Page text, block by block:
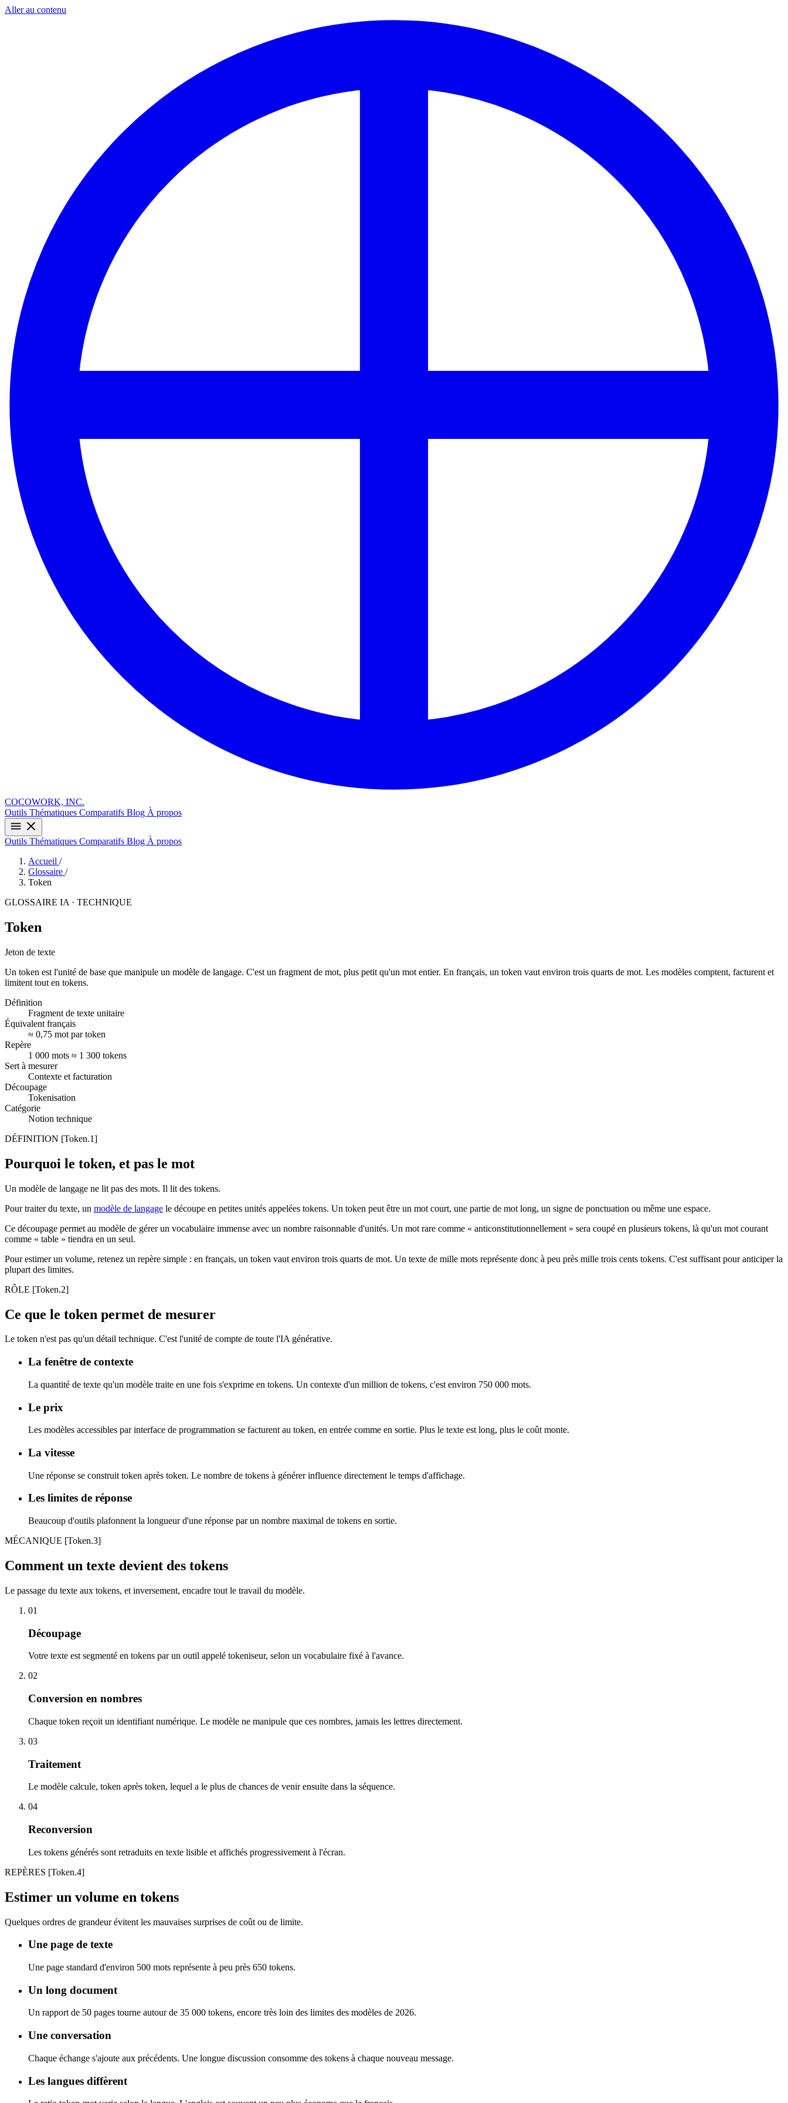
Aller au contenu
COCOWORK, INC.
Outils Thématiques Comparatifs Blog À propos
Outils Thématiques Comparatifs Blog À propos
Accueil /
Glossaire /
Token
GLOSSAIRE IA · TECHNIQUE
Token
Jeton de texte
Un token est l'unité de base que manipule un modèle de langage. C'est un fragment de mot, plus petit qu'un mot entier. En français, un token vaut environ trois quarts de mot. Les modèles comptent, facturent et
limitent tout en tokens.
Définition
Fragment de texte unitaire
Équivalent français
≈ 0,75 mot par token
Repère
1 000 mots ≈ 1 300 tokens
Sert à mesurer
Contexte et facturation
Découpage
Tokenisation
Catégorie
Notion technique
DÉFINITION [Token.1]
Pourquoi le token, et pas le mot
Un modèle de langage ne lit pas des mots. Il lit des tokens.
Pour traiter du texte, un modèle de langage le découpe en petites unités appelées tokens. Un token peut être un mot court, une partie de mot long, un signe de ponctuation ou même une espace.
Ce découpage permet au modèle de gérer un vocabulaire immense avec un nombre raisonnable d'unités. Un mot rare comme « anticonstitutionnellement » sera coupé en plusieurs tokens, là qu'un mot courant
comme « table » tiendra en un seul.
Pour estimer un volume, retenez un repère simple : en français, un token vaut environ trois quarts de mot. Un texte de mille mots représente donc à peu près mille trois cents tokens. C'est suffisant pour anticiper la
plupart des limites.
RÔLE [Token.2]
Ce que le token permet de mesurer
Le token n'est pas qu'un détail technique. C'est l'unité de compte de toute l'IA générative.
La fenêtre de contexte
La quantité de texte qu'un modèle traite en une fois s'exprime en tokens. Un contexte d'un million de tokens, c'est environ 750 000 mots.
Le prix
Les modèles accessibles par interface de programmation se facturent au token, en entrée comme en sortie. Plus le texte est long, plus le coût monte.
La vitesse
Une réponse se construit token après token. Le nombre de tokens à générer influence directement le temps d'affichage.
Les limites de réponse
Beaucoup d'outils plafonnent la longueur d'une réponse par un nombre maximal de tokens en sortie.
MÉCANIQUE [Token.3]
Comment un texte devient des tokens
Le passage du texte aux tokens, et inversement, encadre tout le travail du modèle.
01
Découpage
Votre texte est segmenté en tokens par un outil appelé tokeniseur, selon un vocabulaire fixé à l'avance.
02
Conversion en nombres
Chaque token reçoit un identifiant numérique. Le modèle ne manipule que ces nombres, jamais les lettres directement.
03
Traitement
Le modèle calcule, token après token, lequel a le plus de chances de venir ensuite dans la séquence.
04
Reconversion
Les tokens générés sont retraduits en texte lisible et affichés progressivement à l'écran.
REPÈRES [Token.4]
Estimer un volume en tokens
Quelques ordres de grandeur évitent les mauvaises surprises de coût ou de limite.
Une page de texte
Une page standard d'environ 500 mots représente à peu près 650 tokens.
Un long document
Un rapport de 50 pages tourne autour de 35 000 tokens, encore très loin des limites des modèles de 2026.
Une conversation
Chaque échange s'ajoute aux précédents. Une longue discussion consomme des tokens à chaque nouveau message.
Les langues diffèrent